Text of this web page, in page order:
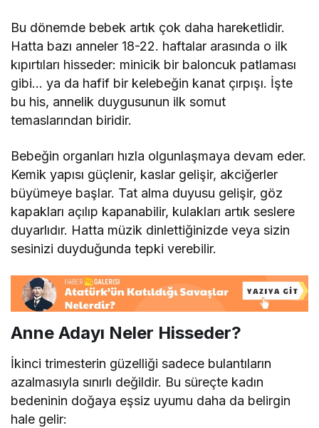
Bu dönemde bebek artık çok daha hareketlidir.
Hatta bazı anneler 18-22. haftalar arasında o ilk
kıpırtıları hisseder: minicik bir baloncuk patlaması
gibi… ya da hafif bir kelebeğin kanat çırpışı. İşte
bu his, annelik duygusunun ilk somut
temaslarından biridir.
Bebeğin organları hızla olgunlaşmaya devam eder.
Kemik yapısı güçlenir, kaslar gelişir, akciğerler
büyümeye başlar. Tat alma duyusu gelişir, göz
kapakları açılıp kapanabilir, kulakları artık seslere
duyarlıdır. Hatta müzik dinlettiğinizde veya sizin
sesinizi duyduğunda tepki verebilir.
Anne Adayı Neler Hisseder?
İkinci trimesterin güzelliği sadece bulantıların
azalmasıyla sınırlı değildir. Bu süreçte kadın
bedeninin doğaya eşsiz uyumu daha da belirgin
hale gelir: